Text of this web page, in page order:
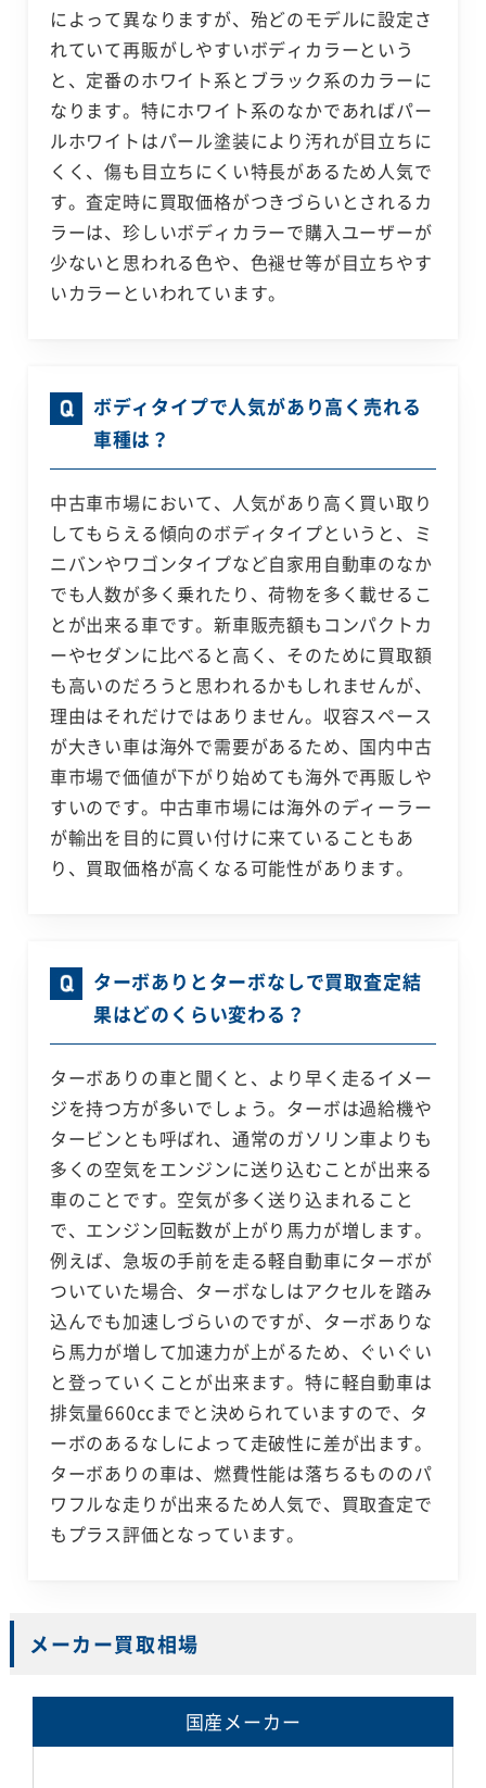
によって異なりますが、殆どのモデルに設定さ
れていて再販がしやすいボディカラーという
と、定番のホワイト系とブラック系のカラーに
なります。特にホワイト系のなかであればパー
ルホワイトはパール塗装により汚れが目立ちに
くく、傷も目立ちにくい特長があるため人気で
す。査定時に買取価格がつきづらいとされるカ
ラーは、珍しいボディカラーで購入ユーザーが
少ないと思われる色や、色褪せ等が目立ちやす
いカラーといわれています。
ボディタイプで人気があり高く売れる
車種は？
中古車市場において、人気があり高く買い取り
してもらえる傾向のボディタイプというと、ミ
ニバンやワゴンタイプなど自家用自動車のなか
でも人数が多く乗れたり、荷物を多く載せるこ
とが出来る車です。新車販売額もコンパクトカ
ーやセダンに比べると高く、そのために買取額
も高いのだろうと思われるかもしれませんが、
理由はそれだけではありません。収容スペース
が大きい車は海外で需要があるため、国内中古
車市場で価値が下がり始めても海外で再販しや
すいのです。中古車市場には海外のディーラー
が輸出を目的に買い付けに来ていることもあ
り、買取価格が高くなる可能性があります。
ターボありとターボなしで買取査定結
果はどのくらい変わる？
ターボありの車と聞くと、より早く走るイメー
ジを持つ方が多いでしょう。ターボは過給機や
タービンとも呼ばれ、通常のガソリン車よりも
多くの空気をエンジンに送り込むことが出来る
車のことです。空気が多く送り込まれること
で、エンジン回転数が上がり馬力が増します。
例えば、急坂の手前を走る軽自動車にターボが
ついていた場合、ターボなしはアクセルを踏み
込んでも加速しづらいのですが、ターボありな
ら馬力が増して加速力が上がるため、ぐいぐい
と登っていくことが出来ます。特に軽自動車は
排気量660ccまでと決められていますので、タ
ーボのあるなしによって走破性に差が出ます。
ターボありの車は、燃費性能は落ちるもののパ
ワフルな走りが出来るため人気で、買取査定で
もプラス評価となっています。
メーカー買取相場
国産メーカー